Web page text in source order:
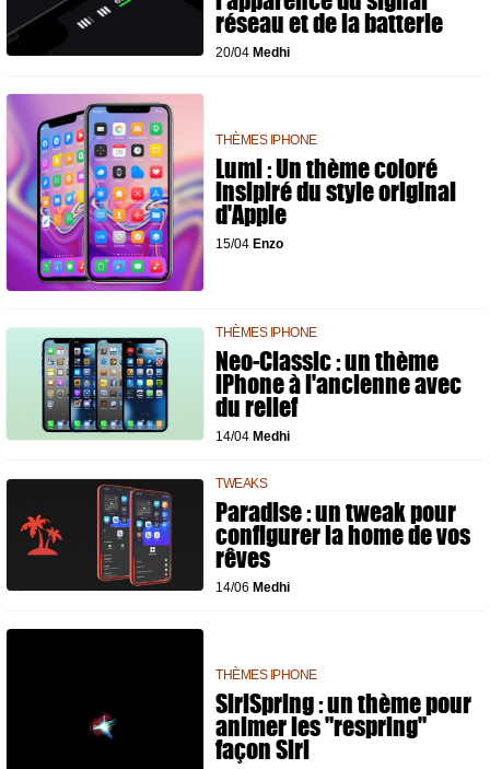
réseau et de la batterie
20/04 Medhi
THÈMES IPHONE
Lumi : Un thème coloré
insipiré du style original
d'Apple
15/04 Enzo
THÈMES IPHONE
Neo-Classic : un thème
iPhone à l'ancienne avec
du relief
14/04 Medhi
TWEAKS
Paradise : un tweak pour
configurer la home de vos
rêves
14/06 Medhi
THÈMES IPHONE
SiriSpring : un thème pour
animer les "respring"
façon Siri